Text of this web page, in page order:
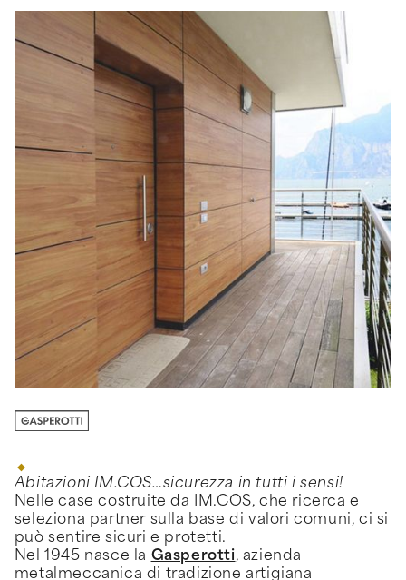
Abitazioni IM.COS…sicurezza in tutti i sensi!
Nelle case costruite da IM.COS, che ricerca e
seleziona partner sulla base di valori comuni, ci si
può sentire sicuri e protetti.
Nel 1945 nasce la Gasperotti, azienda
metalmeccanica di tradizione artigiana